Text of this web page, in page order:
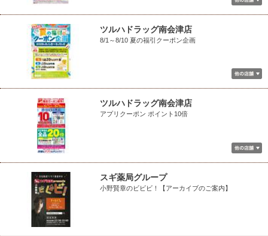
ツルハドラッグ南会津店
8/1～8/10 夏の福引クーポン企画
ツルハドラッグ南会津店
アプリクーポン ポイント10倍
スギ薬局グループ
小野賢章のビビビ！【アーカイブのご案内】